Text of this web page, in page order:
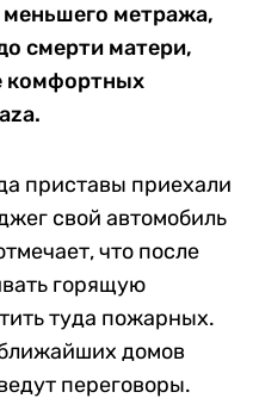
меньшего метража,
смерти матери,
комфортных
приставы приехали
свой автомобиль
что после
горящую
туда пожарных.
домов
переговоры.